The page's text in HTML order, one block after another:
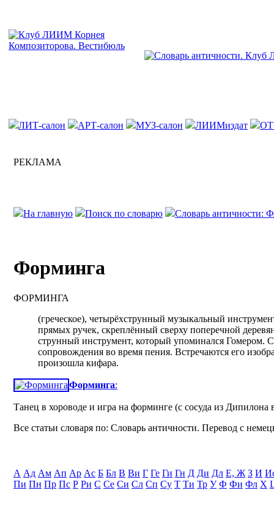
ЛИТ-салон АРТ-салон МУЗ-салон ЛИИМиздат
РЕКЛАМА
На главную Поиск по словарю Словарь античности:
Форминга
ФОРМИНГА
(греческое), четырёхструнный музыкальный
прямых ручек, скреплённый сверху поперечной
струнный инструмент, который упоминался Гомером.
сопровождения во время пения. Встречаются его
произошла кифара.
Форминга:
Танец в хороводе и игра на форминге (с сосуда из
Все статьи словаря по: Словарь античности. Перевод с
А Ад Ам Ап Ар Ас Б Бл В Ви Г Ге Ги Гн Д Ди Дл Е, Ж З И
Пи Пн Пр Пс Р Ри С Се Си Сл Сп Су Т Ти Тр У Ф Фи Фл Х